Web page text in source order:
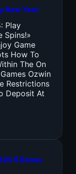
New Year
Play
Spins!»
Game
How To
The On
Ozwin
Restrictions
Deposit At
$ Bonus